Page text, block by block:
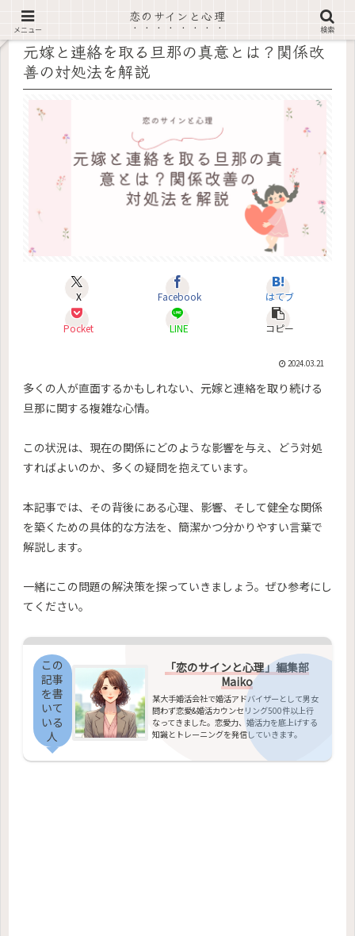
記事内に広告あり
元嫁と連絡を取る旦那の真意とは？関係改
善の対処法を解説
X Facebook はてブ
Pocket LINE コピー
2024.03.21
多くの人が直面するかもしれない、元嫁と連絡を取り続ける
旦那に関する複雑な心情。
この状況は、現在の関係にどのような影響を与え、どう対処
すればよいのか、多くの疑問を抱えています。
本記事では、その背後にある心理、影響、そして健全な関係
を築くための具体的な方法を、簡潔かつ分かりやすい言葉で
解説します。
一緒にこの問題の解決策を探っていきましょう。ぜひ参考にし
てください。
この
記事
を書
いて
いる
人
「恋のサインと心理」編集部
Maiko
某大手婚活会社で婚活アドバイザーとして男女
問わず恋愛&婚活カウンセリング500件以上行
なってきました。恋愛力、婚活力を底上げする
知識とトレーニングを発信していきます。
メニュー
恋のサインと心理
検索